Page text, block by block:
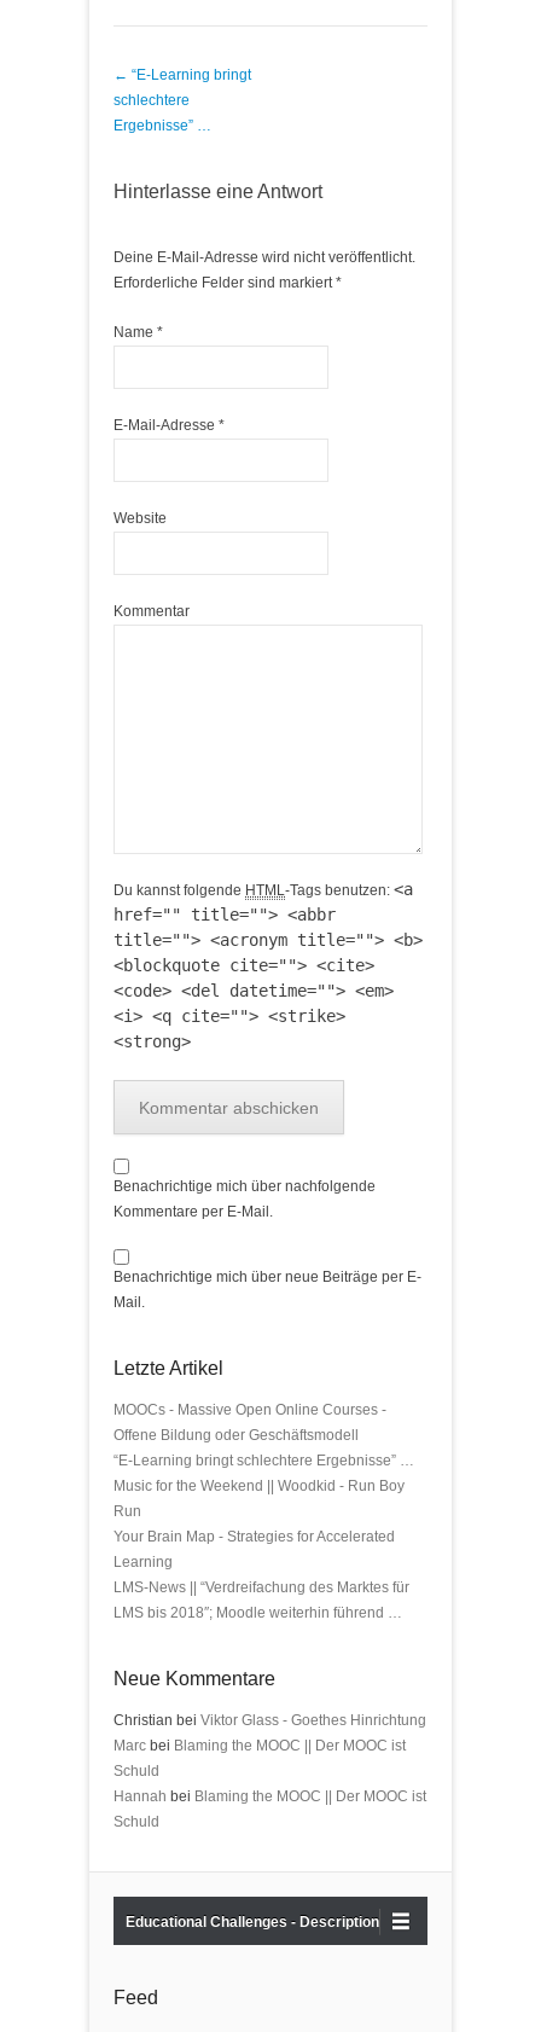
Post navigation
← “E-Learning bringt
schlechtere
Ergebnisse” …
Hinterlasse eine Antwort
Deine E-Mail-Adresse wird nicht veröffentlicht.
Erforderliche Felder sind markiert*
Name *
E-Mail-Adresse *
Website
Kommentar
Du kannst folgende HTML-Tags benutzen: <a
href="" title=""> <abbr
title=""> <acronym title=""> <b>
<blockquote cite=""> <cite>
<code> <del datetime=""> <em>
<i> <q cite=""> <strike>
<strong>
Benachrichtige mich über nachfolgende
Kommentare per E-Mail.
Benachrichtige mich über neue Beiträge per E-
Mail.
Letzte Artikel
MOOCs - Massive Open Online Courses -
Offene Bildung oder Geschäftsmodell
“E-Learning bringt schlechtere Ergebnisse” …
Music for the Weekend || Woodkid - Run Boy
Run
Your Brain Map - Strategies for Accelerated
Learning
LMS-News || “Verdreifachung des Marktes für
LMS bis 2018″; Moodle weiterhin führend …
Neue Kommentare
Christian bei Viktor Glass - Goethes Hinrichtung
Marc bei Blaming the MOOC || Der MOOC ist
Schuld
Hannah bei Blaming the MOOC || Der MOOC ist
Schuld
Educational Challenges - Description
Feed